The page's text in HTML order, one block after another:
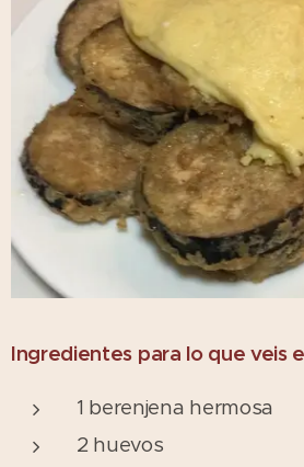
Ingredientes para lo que veis
1 berenjena hermosa
2 huevos